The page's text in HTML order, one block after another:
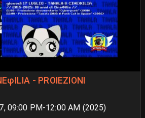
- PROIEZIONI
09:00 PM-12:00 AM (2025)